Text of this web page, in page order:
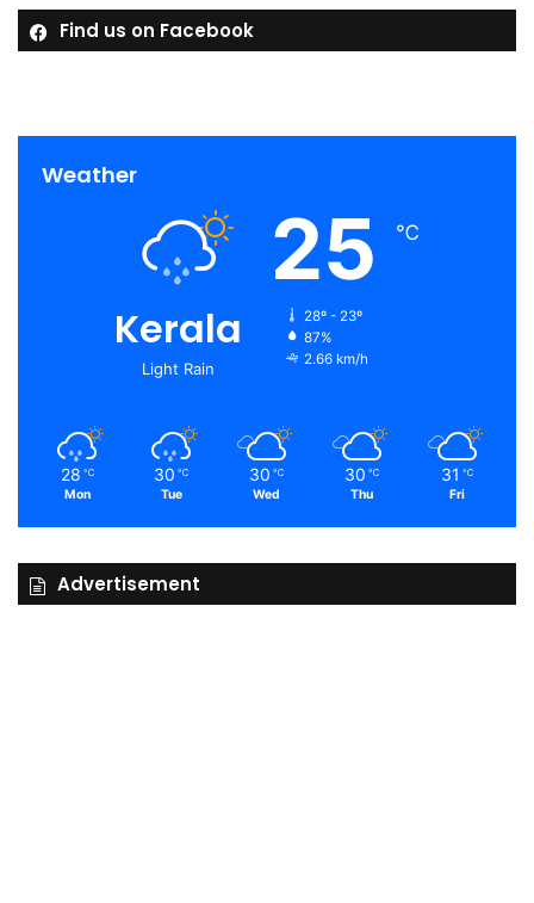
Find us on Facebook
Weather
Kerala
Light Rain
25 ℃
28º - 23º
87%
2.66 km/h
28 ℃
Mon
30 ℃
Tue
30 ℃
Wed
30 ℃
Thu
31 ℃
Fri
Advertisement